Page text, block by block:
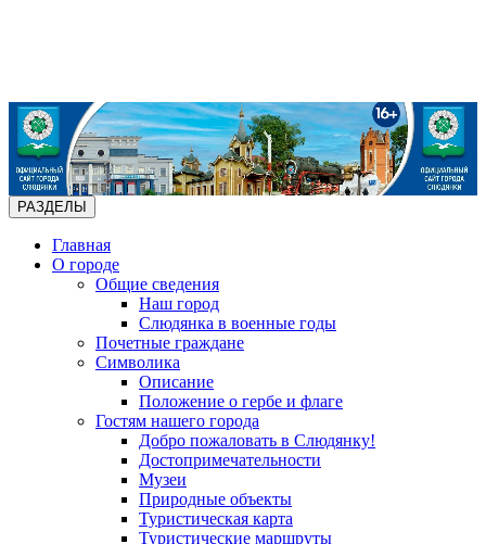
РАЗДЕЛЫ
Главная
О городе
Общие сведения
Наш город
Слюдянка в военные годы
Почетные граждане
Символика
Описание
Положение о гербе и флаге
Гостям нашего города
Добро пожаловать в Слюдянку!
Достопримечательности
Музеи
Природные объекты
Туристическая карта
Туристические маршруты